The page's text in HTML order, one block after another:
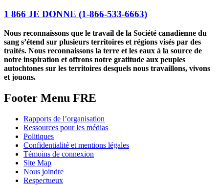
1 866 JE DONNE (1-866-533-6663)
Nous reconnaissons que le travail de la Société canadienne du
sang s’étend sur plusieurs territoires et régions visés par des
traités. Nous reconnaissons la terre et les eaux à la source de
notre inspiration et offrons notre gratitude aux peuples
autochtones sur les territoires desquels nous travaillons, vivons
et jouons.
Footer Menu FRE
Rapports de l’organisation
Ressources pour les médias
Politiques
Confidentialité et mentions légales
Témoins de connexion
Site Map
Nous joindre
Respectueux